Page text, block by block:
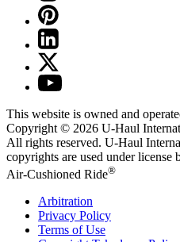
This website is owned and
Copyright © 2026 U-Haul
All rights reserved. U-Haul
copyrights are used under license
Air-Cushioned Ride®
Arbitration
Privacy Policy
Terms of Use